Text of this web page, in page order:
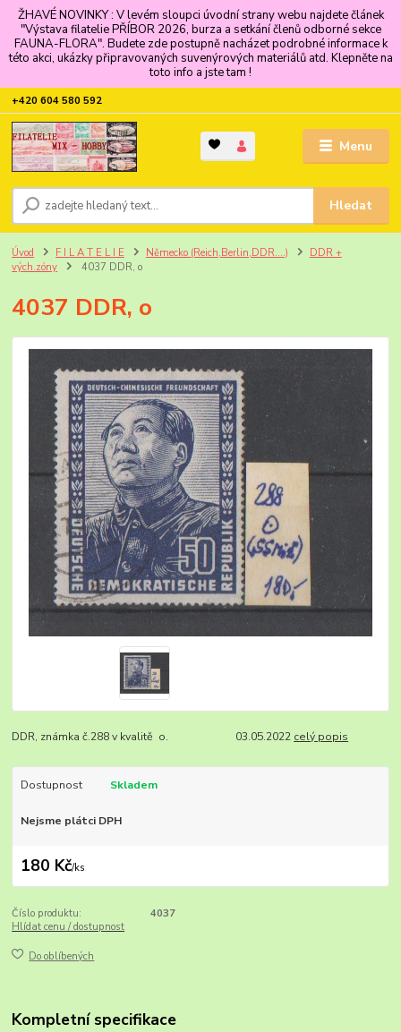
ŽHAVÉ NOVINKY : V levém sloupci úvodní strany webu najdete článek
"Výstava filatelie PŘÍBOR 2026, burza a setkání členů odborné sekce
FAUNA-FLORA". Budete zde postupně nacházet podrobné informace k
této akci, ukázky připravovaných suvenýrových materiálů atd. Klepněte na
toto info a jste tam !
Menu
Hledat
+420 604 580 592
Úvod F I L A T E L I E Německo (Reich,Berlin,DDR....)
DDR +
vých.zóny
4037 DDR, o
4037 DDR, o
DDR, známka č.288 v kvalitě o. 03.05.2022 celý popis
Dostupnost Skladem
Nejsme plátci DPH
180 Kč/ks
Číslo produktu:
4037
Hlídat cenu / dostupnost
Do oblíbených
Kompletní specifikace